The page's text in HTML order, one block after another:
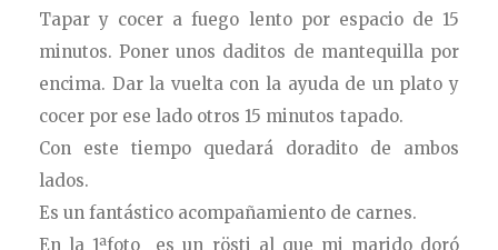
Tapar y cocer a fuego lento por espacio de 15
minutos. Poner unos daditos de mantequilla por
encima. Dar la vuelta con la ayuda de un plato y
cocer por ese lado otros 15 minutos tapado.
Con este tiempo quedará doradito de ambos
lados.
Es un fantástico acompañamiento de carnes.
En la 1ªfoto es un rösti al que mi marido doró